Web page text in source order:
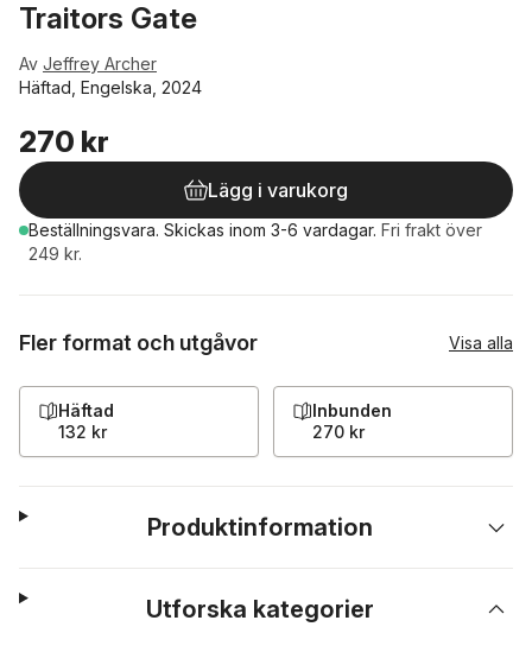
Traitors Gate
Av Jeffrey Archer
Häftad, Engelska, 2024
270 kr
Lägg i varukorg
Beställningsvara. Skickas inom 3-6 vardagar. Fri frakt över
249 kr.
Fler format och utgåvor Visa alla
Häftad
132 kr
Inbunden
270 kr
Produktinformation
Utforska kategorier